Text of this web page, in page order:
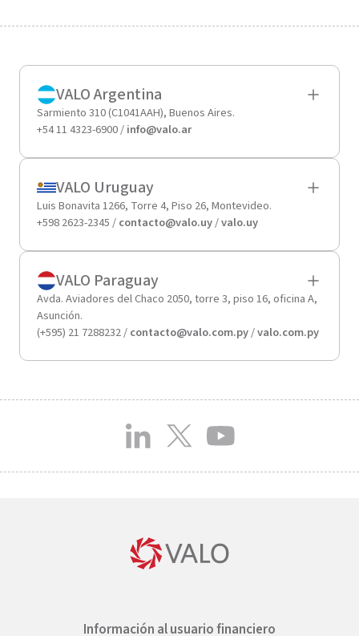
VALO Argentina
Sarmiento 310 (C1041AAH), Buenos Aires.
+54 11 4323-6900 /info@valo.ar
VALO Uruguay
Luis Bonavita 1266, Torre 4, Piso 26, Montevideo.
+598 2623-2345 /contacto@valo.uy/valo.uy
VALO Paraguay
Avda. Aviadores del Chaco 2050, torre 3, piso 16, oficina A,
Asunción.
(+595) 21 7288232 /contacto@valo.com.py/valo.com.py
Información al usuario financiero